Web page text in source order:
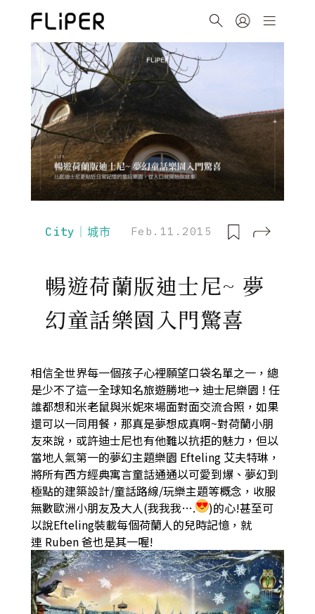
City｜城市 Feb.11.2015
暢遊荷蘭版迪士尼~ 夢
幻童話樂園入門驚喜
相信全世界每一個孩子心裡願望口袋名單之一，總
是少不了這一全球知名旅遊勝地→ 迪士尼樂園 ! 任
誰都想和米老鼠與米妮來場面對面交流合照，如果
還可以一同用餐，那真是夢想成真啊~對荷蘭小朋
友來說，或許迪士尼也有他難以抗拒的魅力，但以
當地人氣第一的夢幻主題樂園 Efteling 艾夫特琳，
將所有西方經典寓言童話通通以可愛到爆、夢幻到
極點的建築設計/童話路線/玩樂主題等概念，收服
無數歐洲小朋友及大人(我我我…. )的心!甚至可
以說Efteling裝載每個荷蘭人的兒時記憶，就
連 Ruben 爸也是其一喔!